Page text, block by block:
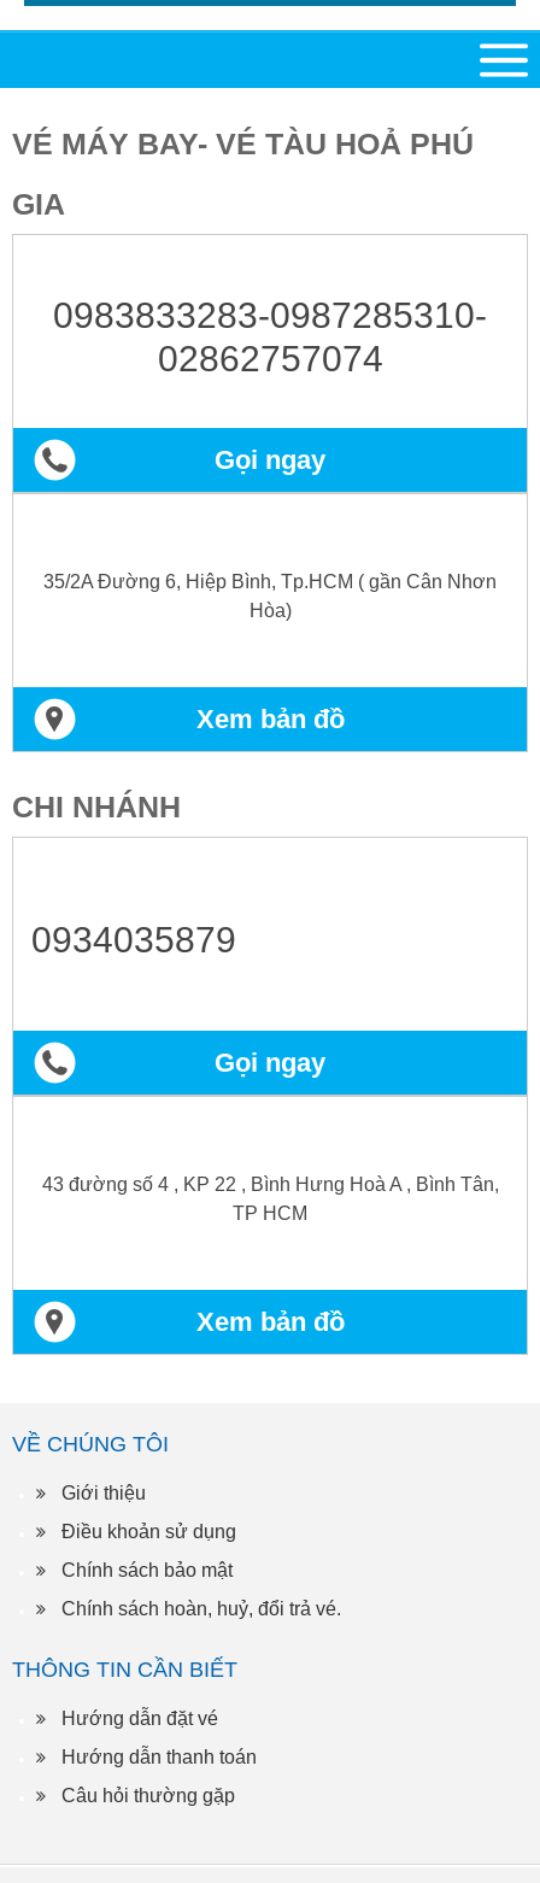
VÉ MÁY BAY- VÉ TÀU HOẢ PHÚ
GIA
0983833283-0987285310-
02862757074
Gọi ngay
35/2A Đường 6, Hiệp Bình, Tp.HCM ( gần Cân Nhơn
Hòa)
Xem bản đồ
CHI NHÁNH
0934035879
Gọi ngay
43 đường số 4 , KP 22 , Bình Hưng Hoà A , Bình Tân,
TP HCM
Xem bản đồ
VỀ CHÚNG TÔI
Giới thiệu
Điều khoản sử dụng
Chính sách bảo mật
Chính sách hoàn, huỷ, đổi trả vé.
THÔNG TIN CẦN BIẾT
Hướng dẫn đặt vé
Hướng dẫn thanh toán
Câu hỏi thường gặp